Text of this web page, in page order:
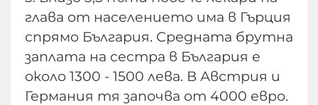
глава от населението има в Гърция
спрямо България. Средната брутна
заплата на сестра в България е
около 1300 - 1500 лева. В Австрия и
Германия тя започва от 4000 евро.